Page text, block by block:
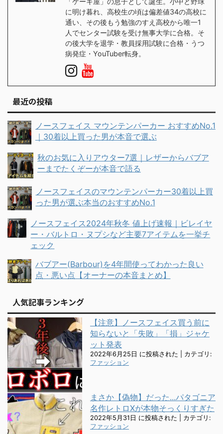
に明け暮れ、高校生の頃は偏差値34の高校に
通い、その後もう勉強のすえ高校から唯一1
人でセンター試験を受け無事大学に合格。そ
の後大学を退学・教員採用試験に合格・うつ
病発症・YouTuber転身。
最近の投稿
ノースフェイス マウンテンパーカー おすすめNo.1
｜30着以上買った男が本音で選ぶ
秋のお気に入りアウター7選｜レザーからバブア
ーまでたくぞーが本音で語る
ノースフェイスのマウンテンパーカー30着以上買
った男が選ぶ本当のおすすめNo.1
ノースフェイス2024年秋冬 値上げ速報｜ビレイヤ
ー・バルトロ・ヌプシなど主要7アイテムを一挙チ
ェック
バブアー(Barbour)を4年間使ってわかった良い
点・悪い点【オーナーの本音まとめ】
人気記事ランキング
【注意】ノースフェイス買う前に
知らないと「失敗」「損」ジャケ
ット発表
2022年6月25日 に投稿された
カテゴリ:
ファッション
まさか【偽物】だった...パタゴニア
名作レトロXが本物そっくりすぎた
2022年5月31日 に投稿された
カテゴリ:
ファッション